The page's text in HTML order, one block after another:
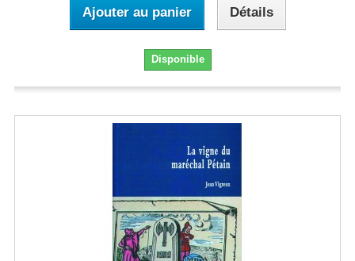
Ajouter au panier Détails
Disponible